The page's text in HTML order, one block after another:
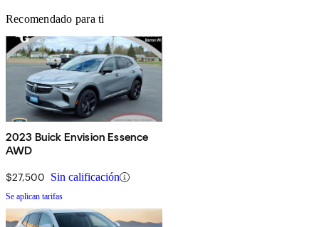
Recomendado para ti
2023 Buick Envision Essence
AWD
$27,500 Sin calificación
Se aplican tarifas